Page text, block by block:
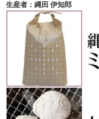
生産者：縄田 伊知郎